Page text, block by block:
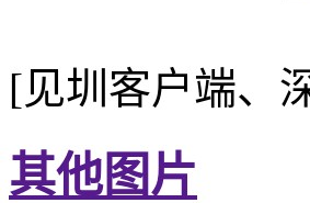
[见圳客户端、
其他图片